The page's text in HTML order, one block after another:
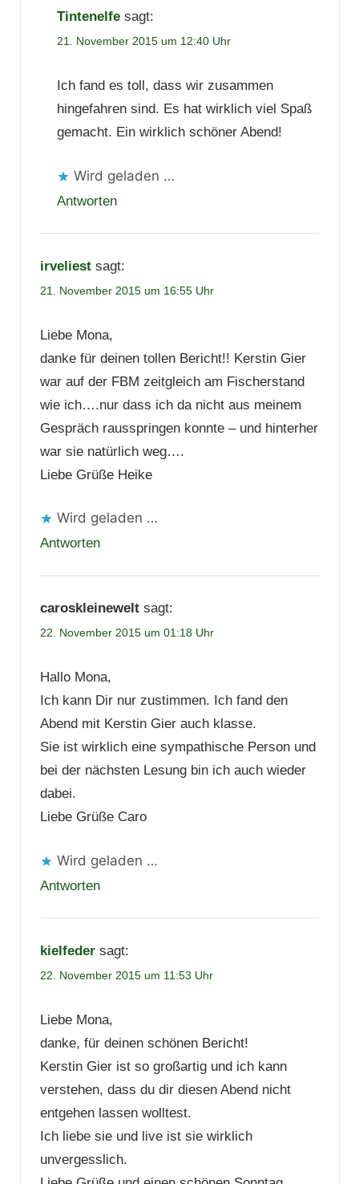
Tintenelfe sagt:
21. November 2015 um 12:40 Uhr
Ich fand es toll, dass wir zusammen
hingefahren sind. Es hat wirklich viel Spaß
gemacht. Ein wirklich schöner Abend!
Wird geladen …
Antworten
irveliest sagt:
21. November 2015 um 16:55 Uhr
Liebe Mona,
danke für deinen tollen Bericht!! Kerstin Gier
war auf der FBM zeitgleich am Fischerstand
wie ich….nur dass ich da nicht aus meinem
Gespräch rausspringen konnte – und hinterher
war sie natürlich weg….
Liebe Grüße Heike
Wird geladen …
Antworten
caroskleinewelt sagt:
22. November 2015 um 01:18 Uhr
Hallo Mona,
Ich kann Dir nur zustimmen. Ich fand den
Abend mit Kerstin Gier auch klasse.
Sie ist wirklich eine sympathische Person und
bei der nächsten Lesung bin ich auch wieder
dabei.
Liebe Grüße Caro
Wird geladen …
Antworten
kielfeder sagt:
22. November 2015 um 11:53 Uhr
Liebe Mona,
danke, für deinen schönen Bericht!
Kerstin Gier ist so großartig und ich kann
verstehen, dass du dir diesen Abend nicht
entgehen lassen wolltest.
Ich liebe sie und live ist sie wirklich
unvergesslich.